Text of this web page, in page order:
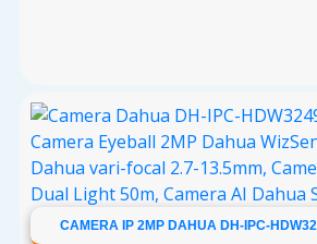
CAMERA IP 2MP DAHUA DH-IPC-